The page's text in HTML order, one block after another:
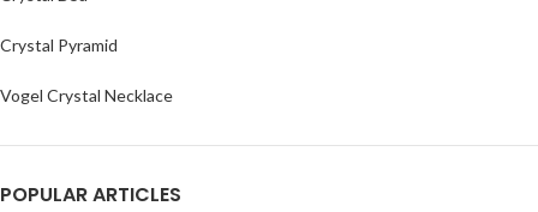
Crystal Pyramid
Vogel Crystal Necklace
POPULAR ARTICLES